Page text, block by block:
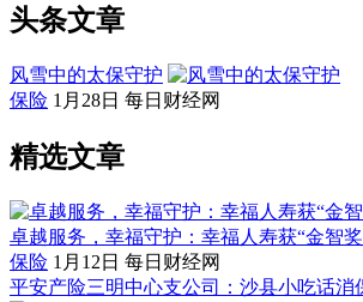
头条文章
风雪中的太保守护
保险 1月28日 每日财经网
精选文章
卓越服务，幸福守护：幸福人寿获“金智
保险 1月12日 每日财经网
平安产险三明中心支公司：沙县小吃话消